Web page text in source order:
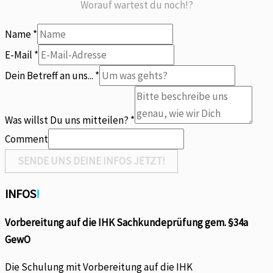
Worauf wartest du noch!?
Name*
Du
Name
E-Mail *
Dein Betreff an uns... *
Was willst Du uns mitteilen? *
Comment
SENDE UNS DEINE INFOS JETZT!
INFOS!
Vorbereitung auf die IHK Sachkundeprüfung gem. §34a
GewO
Die Schulung mit Vorbereitung auf die IHK